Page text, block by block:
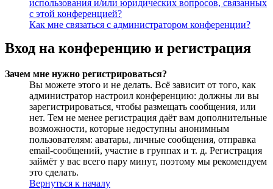
использования и/или юридических вопросов, связанных
с этой конференцией?
Как мне связаться с администратором конференции?
Вход на конференцию и регистрация
Зачем мне нужно регистрироваться?
Вы можете этого и не делать. Всё зависит от того, как
администратор настроил конференцию: должны ли вы
зарегистрироваться, чтобы размещать сообщения, или
нет. Тем не менее регистрация даёт вам дополнительные
возможности, которые недоступны анонимным
пользователям: аватары, личные сообщения, отправка
email-сообщений, участие в группах и т. д. Регистрация
займёт у вас всего пару минут, поэтому мы рекомендуем
это сделать.
Вернуться к началу